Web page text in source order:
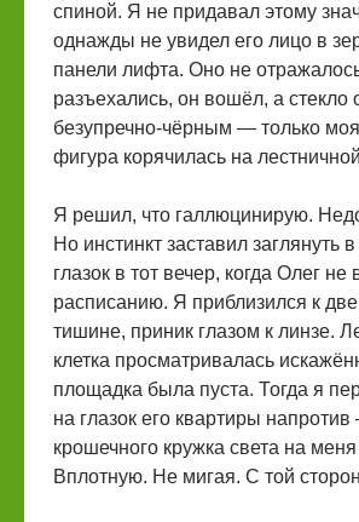
спиной. Я не придавал этому
однажды не увидел его лицо в
панели лифта. Оно не
разъехались, он вошёл, а стекло
безупречно-чёрным — только
фигура корячилась на
Я решил, что галлюцинирую.
Но инстинкт заставил заглянуть
глазок в тот вечер, когда Олег
расписанию. Я приблизился к
тишине, приник глазом к линзе.
клетка просматривалась
площадка была пуста. Тогда я
на глазок его квартиры
крошечного кружка света на меня
Вплотную. Не мигая. С той